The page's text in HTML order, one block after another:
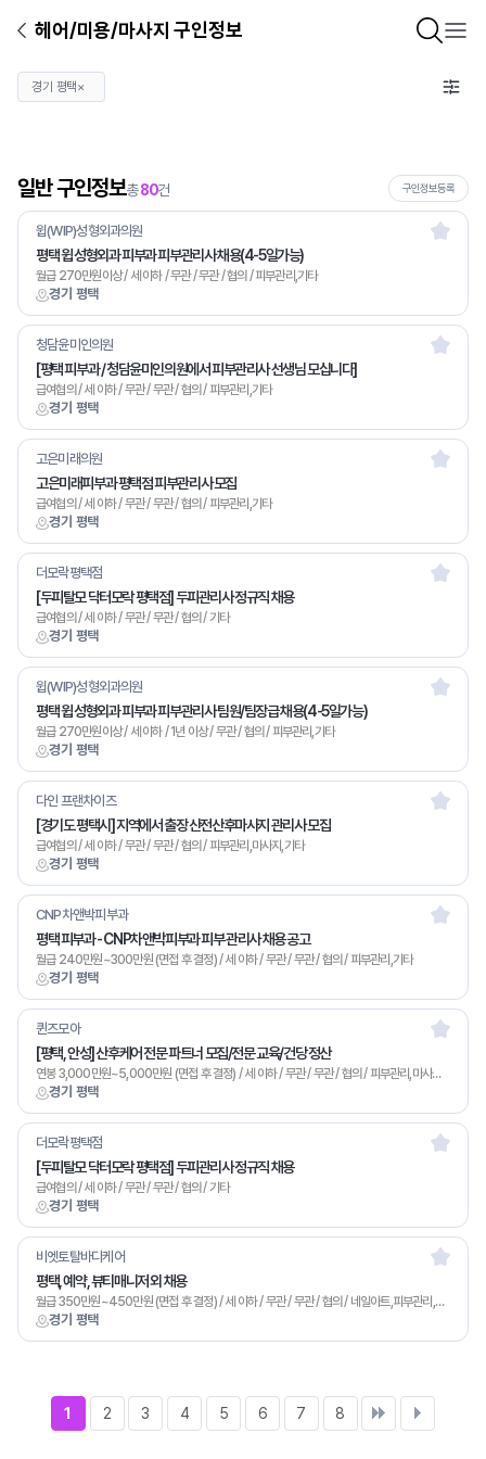
헤어/미용/마사지 구인정보
경기 평택×
일반 구인정보총80건 구인정보등록
경기 평택
윕(WIP)성형외과의원
평택 윕 성형외과 피부과 피부관리사 채용(4-5일가능)
월급 270만원이상 / 세 이하 / 무관 / 무관 / 협의 / 피부관리,기타
경기 평택
청담윤미인의원
[평택 피부과 / 청담윤미인의원에서 피부관리사 선생님 모십니다]
급여협의 / 세 이하 / 무관 / 무관 / 협의 / 피부관리,기타
경기 평택
고은미래의원
고은미래피부과 평택점 피부관리사 모집
급여협의 / 세 이하 / 무관 / 무관 / 협의 / 피부관리,기타
경기 평택
더모락평택점
[두피탈모 닥터모락 평택점] 두피관리사 정규직 채용
급여협의 / 세 이하 / 무관 / 무관 / 협의 / 기타
경기 평택
윕(WIP)성형외과의원
평택 윕 성형외과 피부과 피부관리사 팀원/팀장급 채용(4-5일가능)
월급 270만원이상 / 세 이하 / 1년 이상 / 무관 / 협의 / 피부관리,기타
경기 평택
다인 프랜차이즈
[경기도 평택시] 지역에서 출장 산전산후마사지 관리사 모집
급여협의 / 세 이하 / 무관 / 무관 / 협의 / 피부관리,마사지,기타
경기 평택
CNP차앤박피부과
평택 피부과 - CNP차앤박피부과 피부 관리사 채용 공고
월급 240만원~300만원 (면접 후 결정) / 세 이하 / 무관 / 무관 / 협의 / 피부관리,기타
경기 평택
퀸즈모아
[평택, 안성] 산후케어 전문 파트너 모집/전문 교육/건당 정산
연봉 3,000만원~5,000만원 (면접 후 결정) / 세 이하 / 무관 / 무관 / 협의 / 피부관리,마사지,기타
경기 평택
더모락평택점
[두피탈모 닥터모락 평택점] 두피관리사 정규직 채용
급여협의 / 세 이하 / 무관 / 무관 / 협의 / 기타
경기 평택
비엣토탈바디케어
평택, 예약, 뷰티매니저 외 채용
월급 350만원~450만원 (면접 후 결정) / 세 이하 / 무관 / 무관 / 협의 / 네일아트,피부관리,마사지,기타
1 2 3 4 5 6 7 8